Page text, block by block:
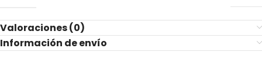
Valoraciones (0)
Información de envío